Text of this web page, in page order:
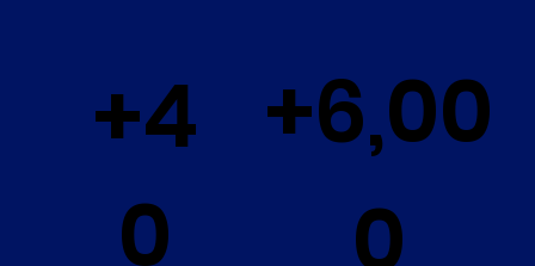
+4
0
+6,00
0